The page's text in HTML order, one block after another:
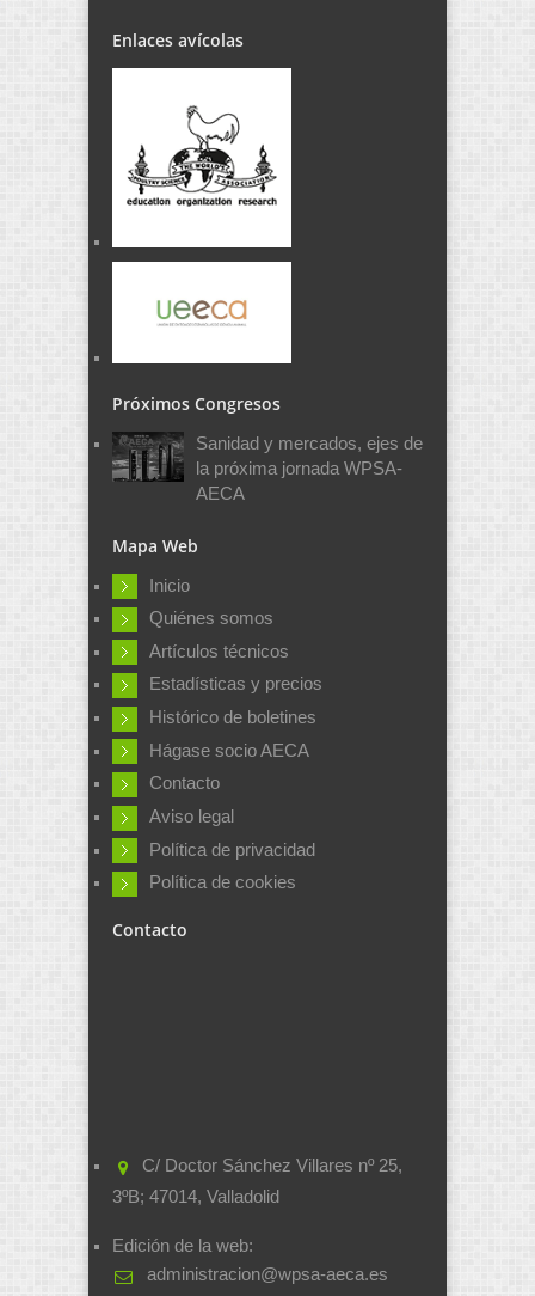
Enlaces avícolas
Próximos Congresos
Sanidad y mercados, ejes de
la próxima jornada WPSA-
AECA
Mapa Web
Inicio
Quiénes somos
Artículos técnicos
Estadísticas y precios
Histórico de boletines
Hágase socio AECA
Contacto
Aviso legal
Política de privacidad
Política de cookies
Contacto
C/ Doctor Sánchez Villares nº 25,
3ºB; 47014, Valladolid
Edición de la web:
administracion@wpsa-aeca.es